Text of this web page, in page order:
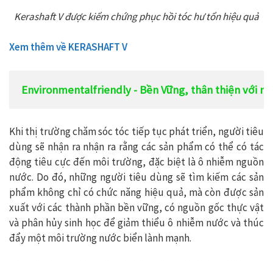
Kerashaft V được kiểm chứng phục hồi tóc hư tổn hiệu quả
Xem thêm về KERASHAFT V
Environmentalfriendly - Bền Vững, thân thiện với
Khi thị trường chăm sóc tóc tiếp tục phát triển, người tiêu
dùng sẽ nhận ra nhận ra rằng các sản phẩm có thể có tác
động tiêu cực đến môi trường, đặc biệt là ô nhiễm nguồn
nước. Do đó, những người tiêu dùng sẽ tìm kiếm các sản
phẩm không chỉ có chức năng hiệu quả, mà còn được sản
xuất với các thành phần bền vững, có nguồn gốc thực vật
và phân hủy sinh học để giảm thiểu ô nhiễm nước và thúc
đẩy một môi trường nước biển lành mạnh.